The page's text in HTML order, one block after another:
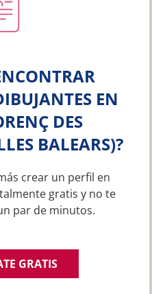
EN
DES
BALEARS)?
crear un perfil en
gratis y no te
par de minutos.
GRATIS